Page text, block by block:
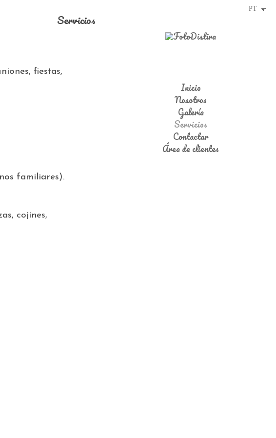
Inicio
Nosotros
Galería
Servicios
Contactar
Área de clientes
Servicios
fiestas,
familiares).
cojines,